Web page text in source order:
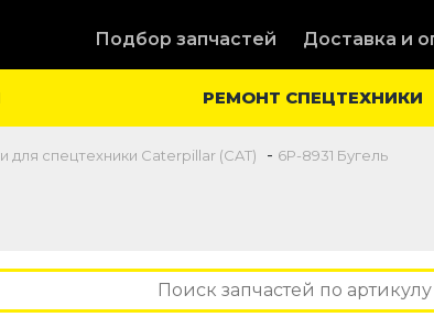
Подбор запчастей Доставка и
РЕМОНТ СПЕЦТЕХНИКИ
для спецтехники Caterpillar (CAT) - 6P-8931 Бугель